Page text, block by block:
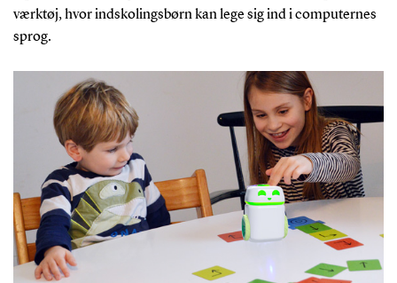
værktøj, hvor indskolingsbørn kan lege sig ind i computernes
sprog.